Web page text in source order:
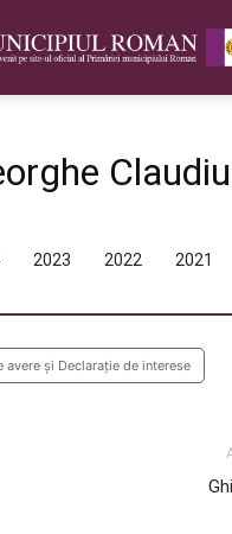
Claudiu
2023 2022 2021
avere și Declarație de interese